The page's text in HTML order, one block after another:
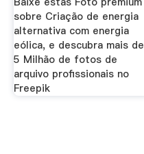
sobre Criação de energia
alternativa com energia
eólica, e descubra mais de
5 Milhão de fotos de
arquivo profissionais no
Freepik